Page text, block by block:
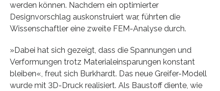
werden können. Nachdem ein optimierter
Designvorschlag auskonstruiert war, führten die
Wissenschaftler eine zweite FEM-Analyse durch.
»Dabei hat sich gezeigt, dass die Spannungen und
Verformungen trotz Materialeinsparungen konstant
bleiben«, freut sich Burkhardt. Das neue Greifer-Modell
wurde mit 3D-Druck realisiert. Als Baustoff diente, wie